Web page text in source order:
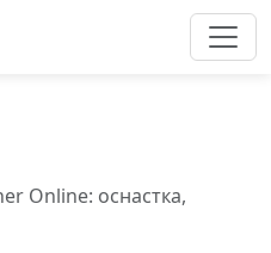
Online: оснастка,